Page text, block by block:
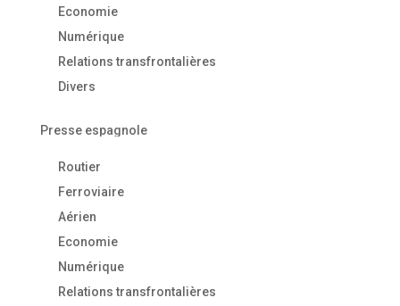
Economie
Numérique
Relations transfrontalières
Divers
Presse espagnole
Routier
Ferroviaire
Aérien
Economie
Numérique
Relations transfrontalières